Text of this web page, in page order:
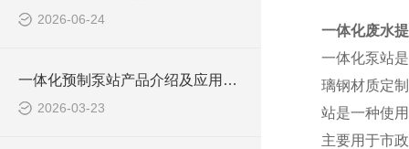
2026-06-24
一体化预制泵站产品介绍及应用范围
2026-03-23
一体化废水
一体化泵站
璃钢材质定
站是一种使
主要用于市